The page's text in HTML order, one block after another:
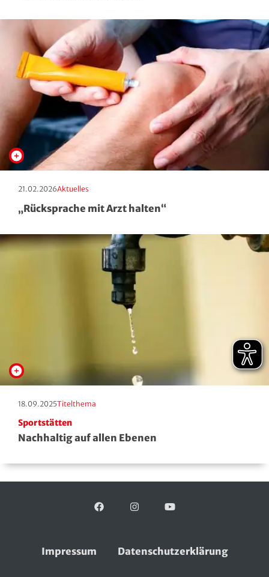
Erscheinungstag:
21.02.2026
Kategorie: Aktuelles
„Rücksprache mit Arzt halten“
Erscheinungstag:
18.09.2025
Kategorie: Titelthema
Sportstätten
Nachhaltig auf allen Ebenen
Folgen Sie uns auf:
FacebookInstagramYouTube
Impressum Datenschutzerklärung